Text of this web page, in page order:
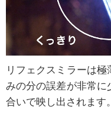
リフェクスミラーは
みの分の誤差が非常
合いで映し出されます。